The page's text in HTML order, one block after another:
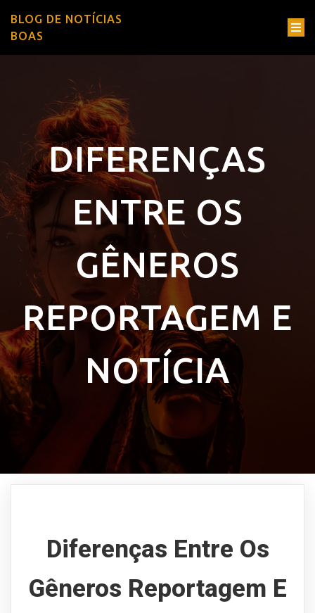
BLOG DE NOTÍCIAS
BOAS
DIFERENÇAS
ENTRE OS
GÊNEROS
REPORTAGEM E
NOTÍCIA
Diferenças Entre Os
Gêneros Reportagem E